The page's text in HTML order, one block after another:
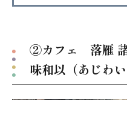
②カフェ 落雁
味和以（あじわい